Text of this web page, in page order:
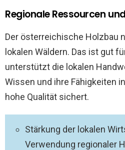
Regionale Ressourcen
Der österreichische Holzbau
lokalen Wäldern. Das ist gut
unterstützt die lokalen
Wissen und ihre Fähigkeiten
hohe Qualität sichert.
Stärkung der lokalen
Verwendung regionaler